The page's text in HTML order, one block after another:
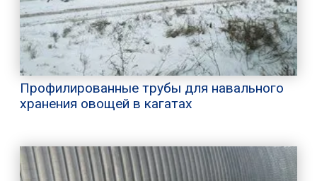
Профилированные трубы для навального
хранения овощей в кагатах